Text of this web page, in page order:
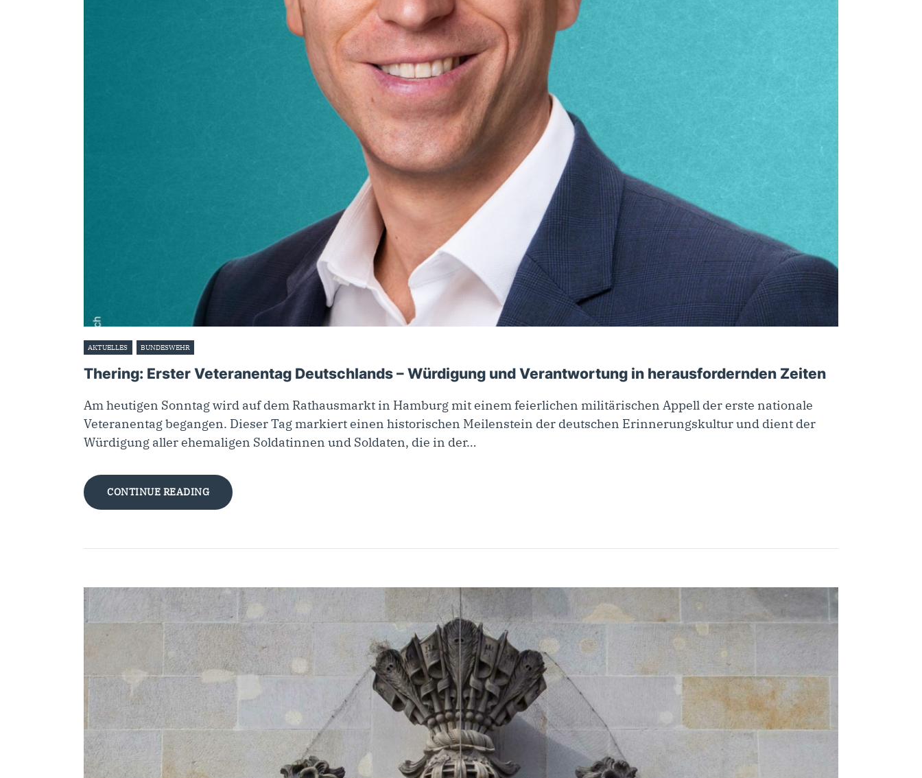
AKTUELLES BUNDESWEHR
Thering: Erster Veteranentag Deutschlands – Würdigung und Verantwortung in herausfordernden Zeiten
Am heutigen Sonntag wird auf dem Rathausmarkt in Hamburg mit einem feierlichen militärischen Appell der erste nationale
Veteranentag begangen. Dieser Tag markiert einen historischen Meilenstein der deutschen Erinnerungskultur und dient der
Würdigung aller ehemaligen Soldatinnen und Soldaten, die in der…
CONTINUE READING